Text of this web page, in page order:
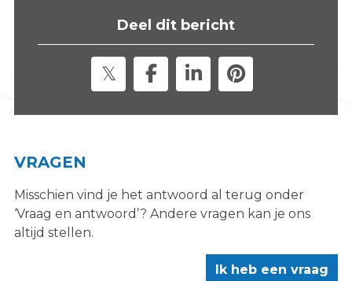
Deel dit bericht
VRAGEN
Misschien vind je het antwoord al terug onder
‘Vraag en antwoord’? Andere vragen kan je ons
altijd stellen.
Ik heb een vraag